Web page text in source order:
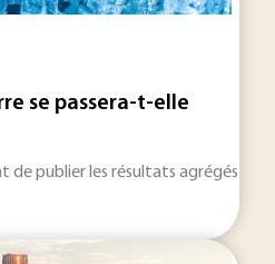
se passera-t-elle
de publier les résultats agrégés de